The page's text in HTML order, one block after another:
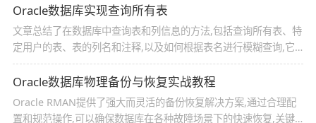
Oracle数据库实现查询所有表
文章总结了在数据库中查询表和列信息的方法,包括查询所有表、特
定用户的表、表的列名和注释,以及如何根据表名进行模糊查询,它
还提供了如何查询数据库中所有表的大小并进行排序的指令
Oracle数据库物理备份与恢复实战教程
Oracle RMAN提供了强大而灵活的备份恢复解决方案,通过合理配
置和规范操作,可以确保数据库在各种故障场景下的快速恢复,关键